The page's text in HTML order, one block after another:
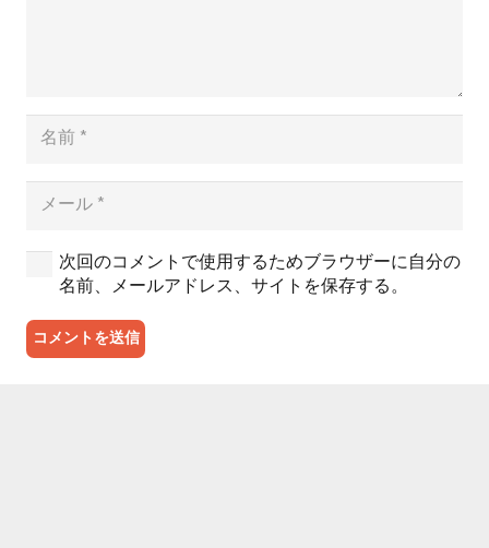
次回のコメントで使用するためブラウザーに自分の
名前、メールアドレス、サイトを保存する。
コメントを送信